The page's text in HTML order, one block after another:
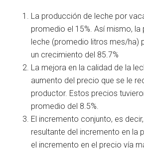
La producción de leche por
promedio el 15%. Así mismo,
leche (promedio litros mes/ha)
un crecimiento del 85.7%
La mejora en la calidad de la
aumento del precio que se le
productor. Estos precios
promedio del 8.5%.
El incremento conjunto, es
resultante del incremento en la
el incremento en el precio vía